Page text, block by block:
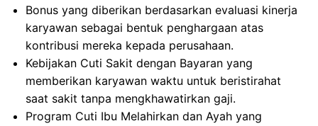
Bonus yang diberikan berdasarkan evaluasi kinerja
karyawan sebagai bentuk penghargaan atas
kontribusi mereka kepada perusahaan.
Kebijakan Cuti Sakit dengan Bayaran yang
memberikan karyawan waktu untuk beristirahat
saat sakit tanpa mengkhawatirkan gaji.
Program Cuti Ibu Melahirkan dan Ayah yang